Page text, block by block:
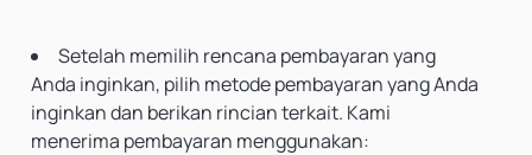
Setelah memilih rencana pembayaran yang
Anda inginkan, pilih metode pembayaran yang Anda
inginkan dan berikan rincian terkait. Kami
menerima pembayaran menggunakan: